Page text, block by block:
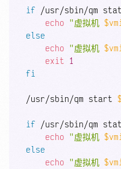
if /usr/sbin/qm
echo "虚拟机
else
echo "虚拟机
exit 1
fi
/usr/sbin/qm start
if /usr/sbin/qm
echo "虚拟机
else
echo "虚拟机